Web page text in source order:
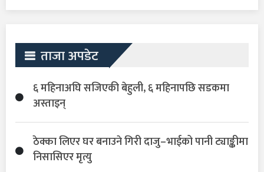
ताजा अपडेट
६ महिनाअघि सजिएकी बेहुली, ६ महिनापछि सडकमा
अस्ताइन्
ठेक्का लिएर घर बनाउने गिरी दाजु–भाईको पानी ट्याङ्कीमा
निसासिएर मृत्यु